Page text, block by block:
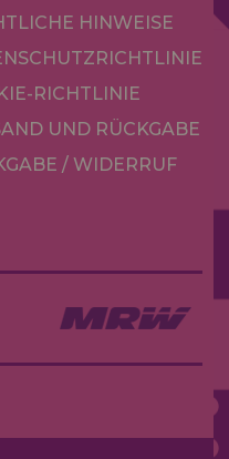
HINWEISE
RICHTLINIE
UND RÜCKGABE
/ WIDERRUF